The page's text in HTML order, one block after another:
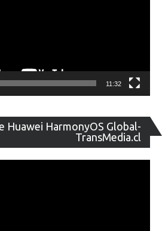
11:32
Huawei HarmonyOS Global-
TransMedia.cl
de